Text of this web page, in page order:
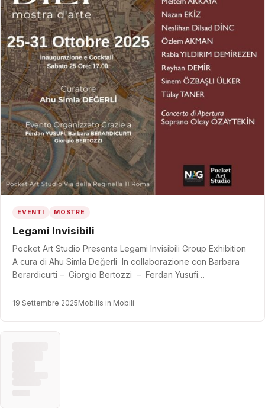
EVENTI MOSTRE
Legami Invisibili
Pocket Art Studio Presenta Legami Invisibili Group Exhibition
A cura di Ahu Simla Değerli In collaborazione con Barbara
Berardicurti – Giorgio Bertozzi – Ferdan Yusufi…
19 Settembre 2025Mobilis in Mobili